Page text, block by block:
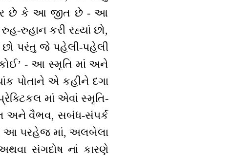
છે કે આ જીત છે - આ
રુહાન કરી રહ્યાં છો,
છો પરંતુ જે પહેલી-પહેલી
- આ સ્મૃતિ માં અને
પોતાને એ કહીને દગા
માં એવાં સ્મૃતિ-
અને વૈભવ, સબંધ-સંપર્ક
આ પરહેજ માં, અલબેલા
સંગદોષ નાં કારણે